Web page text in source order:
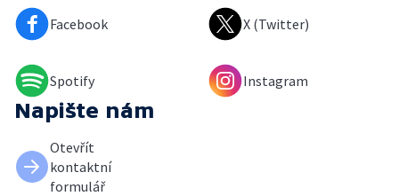
Facebook X (Twitter)
Spotify Instagram
Napište nám
Otevřít
kontaktní
formulář